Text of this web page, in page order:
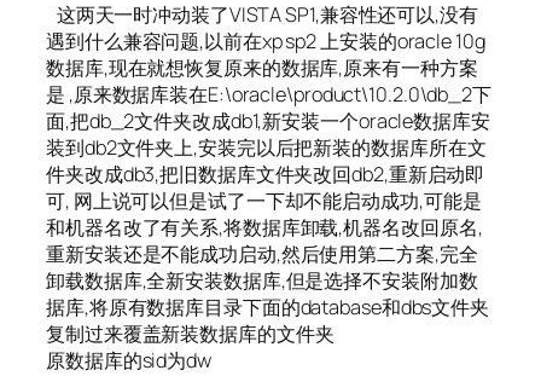
这两天一时冲动装了VISTA SP1,兼容性还可以,没有
遇到什么兼容问题,以前在xp sp2 上安装的oracle 10g
数据库,现在就想恢复原来的数据库,原来有一种方案
是 ,原来数据库装在E:\oracle\product\10.2.0\db_2下
面,把db_2文件夹改成db1,新安装一个oracle数据库安
装到db2文件夹上,安装完以后把新装的数据库所在文
件夹改成db3,把旧数据库文件夹改回db2,重新启动即
可, 网上说可以但是试了一下却不能启动成功,可能是
和机器名改了有关系,将数据库卸载,机器名改回原名,
重新安装还是不能成功启动,然后使用第二方案,完全
卸载数据库,全新安装数据库,但是选择不安装附加数
据库,将原有数据库目录下面的database和dbs文件夹
复制过来覆盖新装数据库的文件夹
原数据库的sid为dw